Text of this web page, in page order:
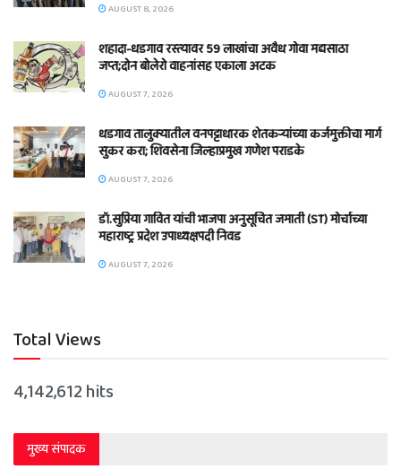
AUGUST 8, 2026
शहादा-धडगाव रस्त्यावर 59 लाखांचा अवैध गोवा मद्यसाठा
जप्त;दोन बोलेरो वाहनांसह एकाला अटक
AUGUST 7, 2026
धडगाव तालुक्यातील वनपट्टाधारक शेतकऱ्यांच्या कर्जमुक्तीचा मार्ग
सुकर करा; शिवसेना जिल्हाप्रमुख गणेश पराडके
AUGUST 7, 2026
डॉ.सुप्रिया गावित यांची भाजपा अनुसूचित जमाती (ST) मोर्चाच्या
महाराष्ट्र प्रदेश उपाध्यक्षपदी निवड
AUGUST 7, 2026
Total Views
4,142,612 hits
मुख्य संपादक